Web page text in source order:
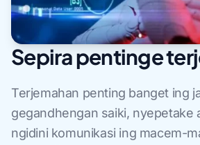
Sepira pentinge
Terjemahan penting banget ing
gegandhengan saiki, nyepetake
ngidini komunikasi ing macem-